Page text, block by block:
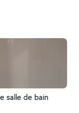
salle de bain